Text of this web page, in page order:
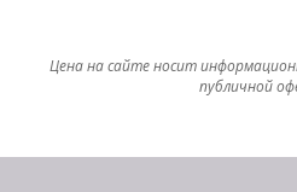
Цена на сайте носит
публичной